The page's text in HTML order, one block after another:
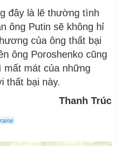
đây là lẽ thường tình
ông Putin sẽ không hỉ
của ông thất bại
ông Poroshenko cũng
mất mát của những
thất bại này.
Thanh Trúc